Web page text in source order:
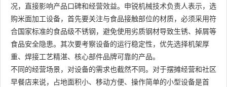
况，直接影响产品口碑和经营效益。申锐机械技术负责人表示，选
购米面加工设备，首先要关注与食品接触部位的材质，必须采用符
合国家标准的食品级不锈钢，避免使用劣质钢材导致生锈、掉屑等
食品安全隐患。其次要考察设备的运行稳定性，优先选择机架厚
重、焊接工艺精湛、核心部件品牌可靠的产品。
不同的经营场景，对设备的需求也截然不同。对于摆摊经营和社区
早餐店来说，占地面积小、移动方便、操作简单的小型设备是首